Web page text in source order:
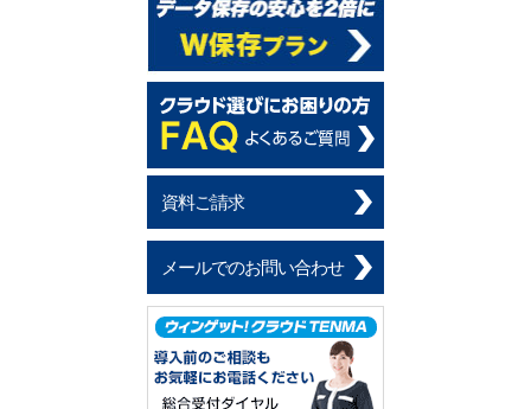
資料ご請求
メールでのお問い合わせ